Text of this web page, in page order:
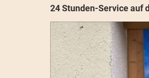
24 Stunden-Service auf